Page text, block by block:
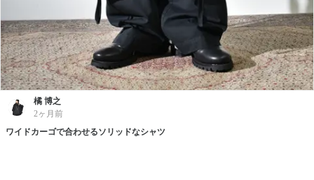
橘 博之
2ヶ月前
ワイドカーゴで合わせるソリッドなシャツ